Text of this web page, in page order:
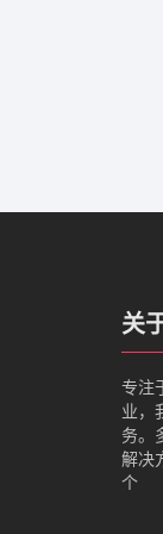
关
专注
业，
务。
解决
个